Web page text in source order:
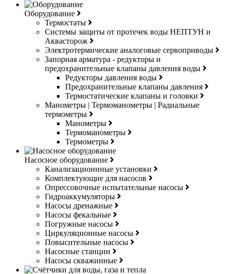
Оборудование
Термостаты
Системы защиты от протечек воды НЕПТУН и
Аквасторож
Электротермические аналоговые сервоприводы
Запорная арматура - редукторы и
предохранительные клапаны давления воды
Редукторы давления воды
Предохранительные клапаны давления
Термостатические клапаны и головки
Манометры | Термоманометры | Радиальные
термометры
Манометры
Термоманометры
Термометры
Насосное оборудование
Канализационнные установки
Комплектующие для насосов
Опрессовочные испытательные насосы
Гидроаккумуляторы
Насосы дренажные
Насосы фекальные
Погружные насосы
Циркуляционные насосы
Повысительные насосы
Насосные станции
Насосы скважинные